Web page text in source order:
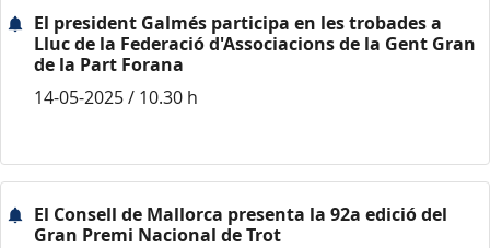
El president Galmés participa en les trobades a
Lluc de la Federació d'Associacions de la Gent Gran
de la Part Forana
14-05-2025 / 10.30 h
El Consell de Mallorca presenta la 92a edició del
Gran Premi Nacional de Trot